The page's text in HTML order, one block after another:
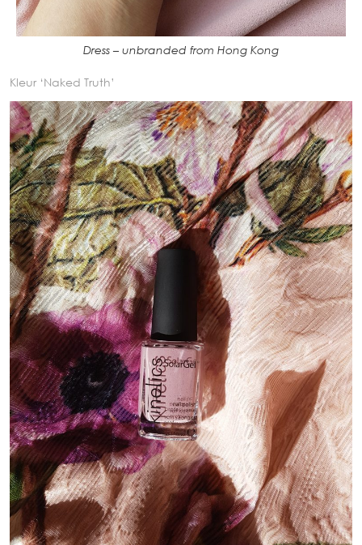
Dress – unbranded from Hong Kong
Kleur ‘Naked Truth’